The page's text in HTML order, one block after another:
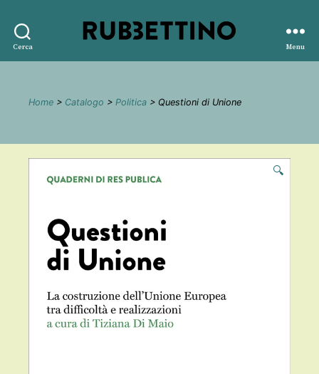
Cerca
editore
Menu
Home > Catalogo > Politica > Questioni di Unione
🔍